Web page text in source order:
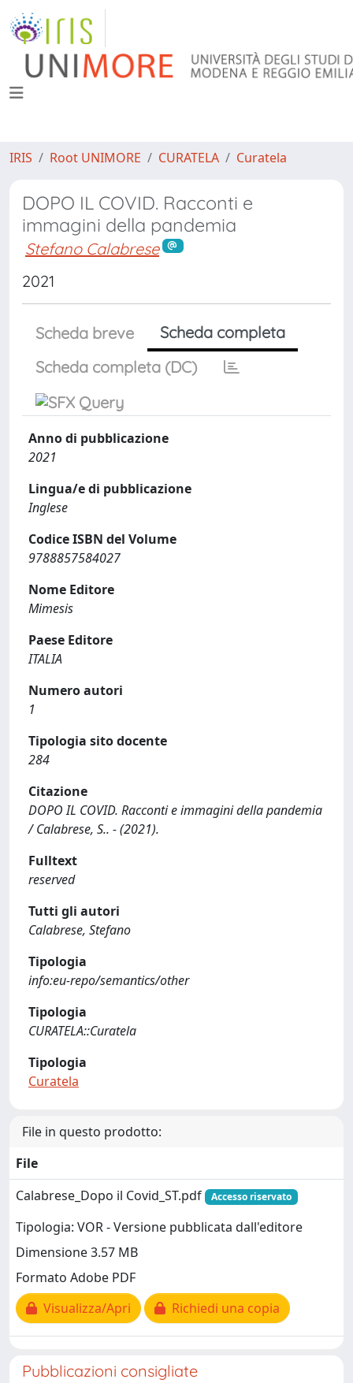
IRIS Root UNIMORE CURATELA Curatela
DOPO IL COVID. Racconti e
immagini della pandemia
Stefano Calabrese
2021
Scheda breve
Scheda completa
Scheda completa (DC)
Anno di pubblicazione
2021
Lingua/e di pubblicazione
Inglese
Codice ISBN del Volume
9788857584027
Nome Editore
Mimesis
Paese Editore
ITALIA
Numero autori
1
Tipologia sito docente
284
Citazione
DOPO IL COVID. Racconti e immagini della pandemia
/ Calabrese, S.. - (2021).
Fulltext
reserved
Tutti gli autori
Calabrese, Stefano
Tipologia
info:eu-repo/semantics/other
Tipologia
CURATELA::Curatela
Tipologia
Curatela
File in questo prodotto:
File
Calabrese_Dopo il Covid_ST.pdf
Accesso riservato
Tipologia: VOR - Versione pubblicata dall'editore
Dimensione 3.57 MB
Formato Adobe PDF
Visualizza/Apri
Richiedi una copia
Pubblicazioni consigliate